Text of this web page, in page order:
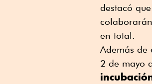
destacó
en total.
Además de
2 de mayo